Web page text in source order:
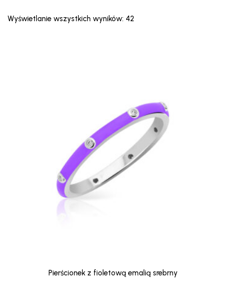
Wyświetlanie wszystkich wyników: 42
Pierścionek z fioletową emalią srebrny